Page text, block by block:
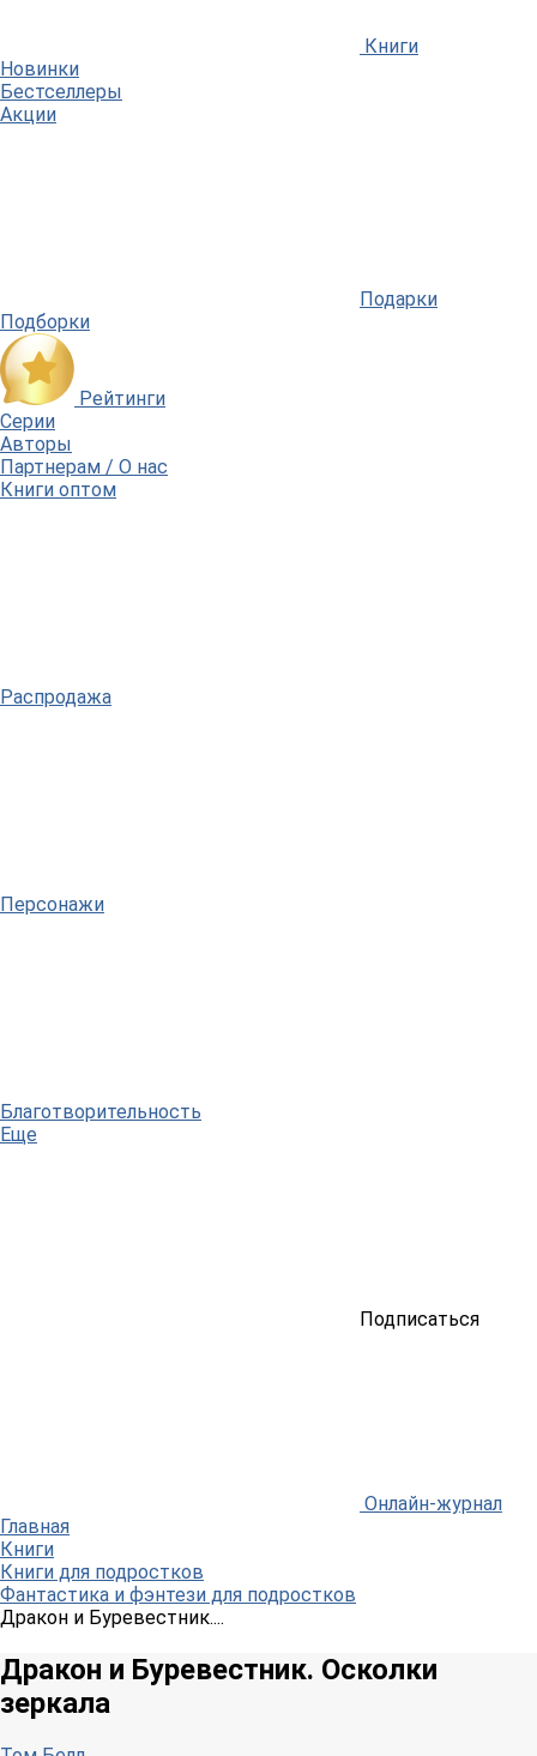
Книги
Новинки
Бестселлеры
Акции
Подарки
Подборки
Рейтинги
Серии
Авторы
Партнерам / О нас
Книги оптом
Распродажа
Персонажи
Благотворительность
Еще
Подписаться
Онлайн-журнал
Главная
Книги
Книги для подростков
Фантастика и фэнтези для подростков
Дракон и Буревестник....
Дракон и Буревестник. Осколки
зеркала